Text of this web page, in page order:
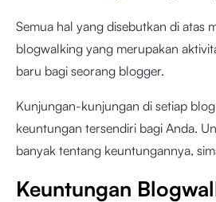
Semua hal yang disebutkan di atas
blogwalking yang merupakan
baru bagi seorang blogger.
Kunjungan-kunjungan di setiap
keuntungan tersendiri bagi Anda.
banyak tentang keuntungannya,
Keuntungan